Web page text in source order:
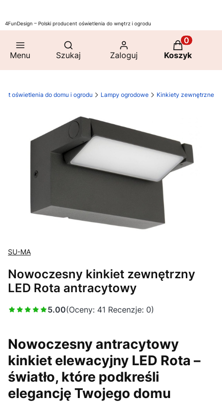
4FunDesign – Polski producent oświetlenia do wnętrz i ogrodu
Menu
Otwórz wyszukiwarkę
Szukaj Zaloguj
Produkty
Koszyk
oświetlenia do domu i ogrodu Lampy ogrodowe Kinkiety zewnętrzne
SU-MA
Nowoczesny kinkiet zewnętrzny
LED Rota antracytowy
5.00(Oceny: 41 Recenzje: 0)
Nowoczesny antracytowy
kinkiet elewacyjny LED Rota –
światło, które podkreśli
elegancję Twojego domu